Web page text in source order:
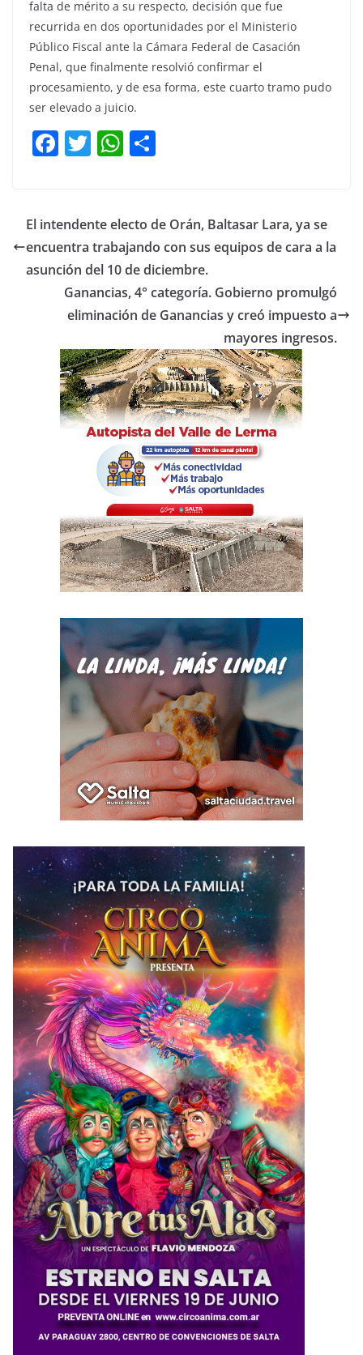
falta de mérito a su respecto, decisión que fue
recurrida en dos oportunidades por el Ministerio
Público Fiscal ante la Cámara Federal de Casación
Penal, que finalmente resolvió confirmar el
procesamiento, y de esa forma, este cuarto tramo pudo
ser elevado a juicio.
F
e
b
o
o
k
T
er
W
s
A
p
p
p
ar
tir
El intendente electo de Orán, Baltasar Lara, ya se
encuentra trabajando con sus equipos de cara a la
asunción del 10 de diciembre.
Ganancias, 4° categoría. Gobierno promulgó
eliminación de Ganancias y creó impuesto a
mayores ingresos.